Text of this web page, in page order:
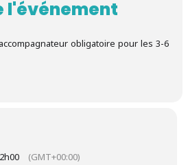
l'événement
obligatoire pour les 3-6
(GMT+00:00)